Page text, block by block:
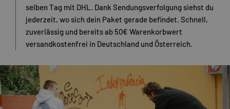
selben Tag mit DHL. Dank Sendungsverfolgung siehst du
jederzeit, wo sich dein Paket gerade befindet. Schnell,
zuverlässig und bereits ab 50€ Warenkorbwert
versandkostenfrei in Deutschland und Österreich.